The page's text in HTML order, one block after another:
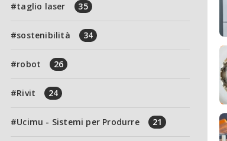
taglio laser 35
sostenibilità 34
robot 26
Rivit 24
Ucimu - Sistemi per Produrre 21